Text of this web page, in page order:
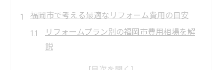
福岡市で考える最適なリフォーム費用の目安
リフォームプラン別の福岡市費用相場を解
説